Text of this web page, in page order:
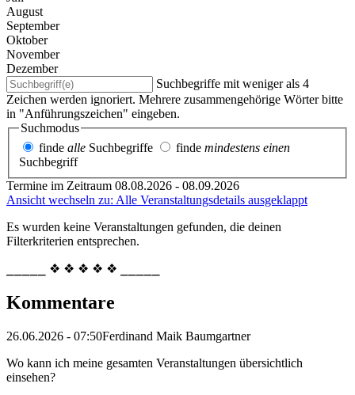
August
September
Oktober
November
Dezember
Suchbegriffe mit weniger als 4
Zeichen werden ignoriert. Mehrere zusammengehörige Wörter bitte
in "Anführungszeichen" eingeben.
Suchmodus
finde alle Suchbegriffe finde mindestens einen
Suchbegriff
Termine im Zeitraum 08.08.2026 - 08.09.2026
Ansicht wechseln zu: Alle Veranstaltungsdetails ausgeklappt
Es wurden keine Veranstaltungen gefunden, die deinen
Filterkriterien entsprechen.
⎯⎯⎯⎯⎯ ❖ ❖ ❖ ❖ ❖ ⎯⎯⎯⎯⎯
Kommentare
26.06.2026 - 07:50Ferdinand Maik Baumgartner
Wo kann ich meine gesamten Veranstaltungen übersichtlich
einsehen?